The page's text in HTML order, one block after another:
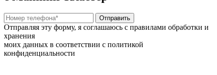
Отправить
Отправляя эту форму, я соглашаюсь с правилами обработки и
хранения
моих данных в соответствии с политикой
конфиденциальности